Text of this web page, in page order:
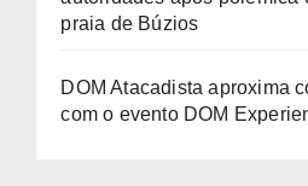
praia de Búzios
DOM Atacadista aproxima
com o evento DOM